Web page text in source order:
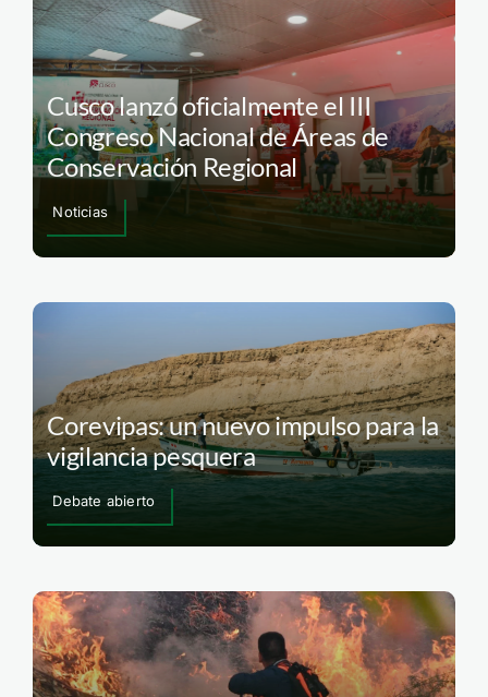
Cusco lanzó oficialmente el III
Congreso Nacional de Áreas de
Conservación Regional
Noticias
Corevipas: un nuevo impulso para la
vigilancia pesquera
Debate abierto